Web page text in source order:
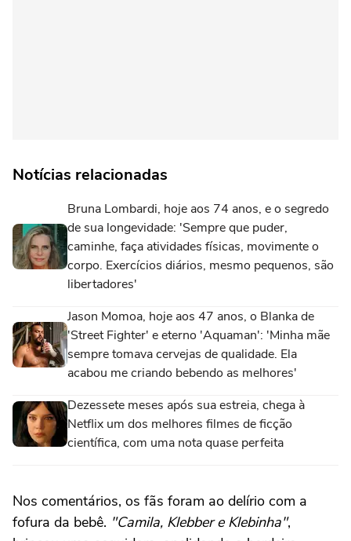
Notícias relacionadas
Bruna Lombardi, hoje aos 74 anos, e o segredo
de sua longevidade: 'Sempre que puder,
caminhe, faça atividades físicas, movimente o
corpo. Exercícios diários, mesmo pequenos, são
libertadores'
Jason Momoa, hoje aos 47 anos, o Blanka de
'Street Fighter' e eterno 'Aquaman': 'Minha mãe
sempre tomava cervejas de qualidade. Ela
acabou me criando bebendo as melhores'
Dezessete meses após sua estreia, chega à
Netflix um dos melhores filmes de ficção
científica, com uma nota quase perfeita
Nos comentários, os fãs foram ao delírio com a
fofura da bebê. "Camila, Klebber e Klebinha",